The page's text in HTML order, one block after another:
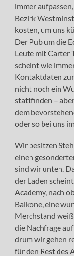
immer
Bezirk
kosten, um uns
Der Pub um die
Leute mit Carter
scheint wie
Kontaktdaten
nicht noch ein
stattfinden –
dem
oder so bei uns
Wir besitzen
einen
sind wir unten.
der Laden
Academy, nach
Balkone, eine
Merchstand
die Nachfrage
drum wir gehen
für den Rest des